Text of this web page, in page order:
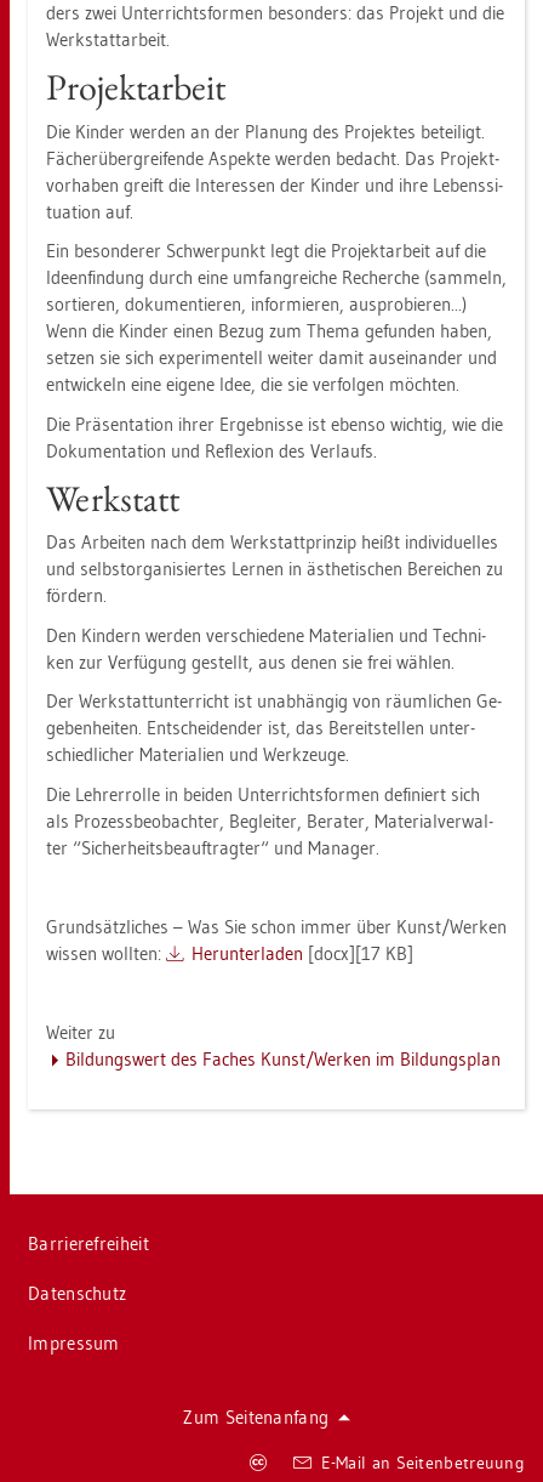
ders zwei Un­ter­richts­for­men be­son­ders: das Pro­jekt und die
Werk­statt­ar­beit.
Pro­jekt­ar­beit
Die Kin­der wer­den an der Pla­nung des Pro­jek­tes be­tei­ligt.
Fä­cher­über­grei­fen­de As­pek­te wer­den be­dacht. Das Pro­jekt­
vor­ha­ben greift die In­ter­es­sen der Kin­der und ihre Le­bens­si­
tua­ti­on auf.
Ein be­son­de­rer Schwer­punkt legt die Pro­jekt­ar­beit auf die
Ide­en­fin­dung durch eine um­fang­rei­che Re­cher­che (sam­meln,
sor­tie­ren, do­ku­men­tie­ren, in­for­mie­ren, aus­pro­bie­ren...)
Wenn die Kin­der einen Bezug zum Thema ge­fun­den haben,
set­zen sie sich ex­pe­ri­men­tell wei­ter damit aus­ein­an­der und
ent­wi­ckeln eine ei­ge­ne Idee, die sie ver­fol­gen möch­ten.
Die Prä­sen­ta­ti­on ihrer Er­geb­nis­se ist eben­so wich­tig, wie die
Do­ku­men­ta­ti­on und Re­fle­xi­on des Ver­laufs.
Werk­statt
Das Ar­bei­ten nach dem Werk­statt­prin­zip heißt in­di­vi­du­el­les
und selbst­or­ga­ni­sier­tes Ler­nen in äs­the­ti­schen Be­rei­chen zu
för­dern.
Den Kin­dern wer­den ver­schie­de­ne Ma­te­ria­li­en und Tech­ni­
ken zur Ver­fü­gung ge­stellt, aus denen sie frei wäh­len.
Der Werk­statt­un­ter­richt ist un­ab­hän­gig von räum­li­chen Ge­
ge­ben­hei­ten. Ent­schei­den­der ist, das Be­reit­stel­len un­ter­
schied­li­cher Ma­te­ria­li­en und Werk­zeu­ge.
Die Leh­rer­rol­le in bei­den Un­ter­richts­for­men de­fi­niert sich
als Pro­zess­be­ob­ach­ter, Be­glei­ter, Be­ra­ter, Ma­te­ri­al­ver­wal­
ter “Si­cher­heits­be­auf­trag­ter“ und Ma­na­ger.
Grund­sätz­li­ches – Was Sie schon immer über Kunst/Wer­ken
wis­sen woll­ten:
Her­un­ter­la­den [docx][17 KB]
Wei­ter zu
Bil­dungs­wert des Fa­ches Kunst/Wer­ken im Bil­dungs­plan
Bar­rie­re­frei­heit
Da­ten­schutz
Im­pres­sum
Zum Sei­ten­an­fang
E-Mail an Sei­ten­be­treu­ung
Co­